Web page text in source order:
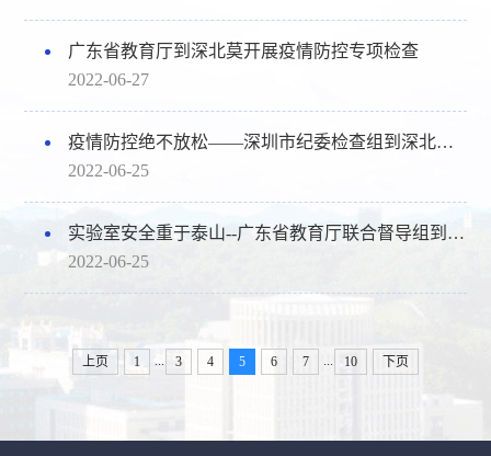
广东省教育厅到深北莫开展疫情防控专项检查
2022-06-27
疫情防控绝不放松——深圳市纪委检查组到深北莫开展疫情防控专项检查
2022-06-25
实验室安全重于泰山--广东省教育厅联合督导组到深北莫开展实验室安全专项检查
2022-06-25
上页 1 ... 3 4 5 6 7 ... 10 下页